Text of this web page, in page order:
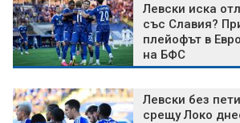
Левски иска
със Славия?
плейофът в
на БФС
Левски без
срещу Локо